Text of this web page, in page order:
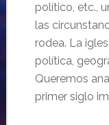
político, etc.,
las
rodea. La
política,
Queremos
primer siglo